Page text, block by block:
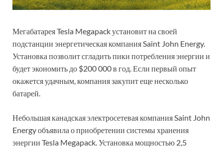
Мегабатарея Tesla Megapack установит на своей
подстанции энергетическая компания Saint John Energy.
Установка позволит сгладить пики потребления энергии и
будет экономить до $200 000 в год. Если первый опыт
окажется удачным, компания закупит еще несколько
батарей.
Небольшая канадская электросетевая компания Saint John
Energy объявила о приобретении системы хранения
энергии Tesla Megapack. Установка мощностью 2,5